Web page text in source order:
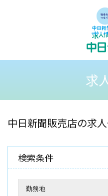
求
中日新聞販売店の求
検索条件
勤務地